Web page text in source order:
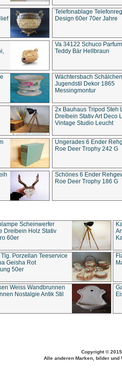
Telefonablage
Design 60er 70er Jahre
Va 34122 Schuco
Teddy Bär Hellbraun
Wächtersbach Schälchen
Jugendstil Dekor 1865
Messingmontur
2x Bauhaus Tripod Steh
Dreibein Stativ Art Deco
Vintage Studio Leucht
Ungerades 6 Ender
Roe Deer Trophy 242 G
Schönes 6 Ender
Roe Deer Trophy 186 G
Scheinwerfer
Dreibein Holz Stativ
60er
Porzellan Teeservice
Geisha Rot
50er
Weiss Wandbrunnen
Nostalgie Antik Stil
Copyright ©
Alle anderen Marken, bilder und